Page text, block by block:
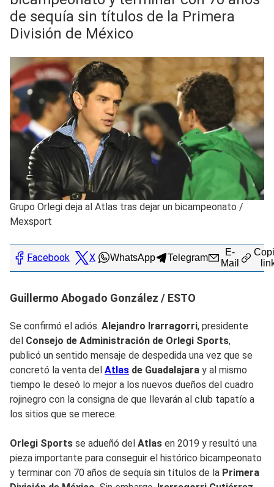
de sequía sin títulos de la Primera
División de México
Grupo Orlegi deja al Atlas tras dejar un bicampeonato /
Mexsport
Facebook X WhatsApp Telegram
E-
Mail
Guillermo Abogado González / ESTO
Se confirmó el adiós. Alejandro Irarragorri, presidente
del Consejo de Administración de Orlegi Sports,
publicó un sentido mensaje de despedida una vez que se
concretó la venta del Atlas de Guadalajara y al mismo
tiempo le deseó lo mejor a los nuevos dueños del cuadro
rojinegro con la consigna de que llevarán al club tapatío a
los sitios que se merece.
Orlegi Sports se adueñó del Atlas en 2019 y resultó una
pieza importante para conseguir el histórico bicampeonato
y terminar con 70 años de sequía sin títulos de la Primera